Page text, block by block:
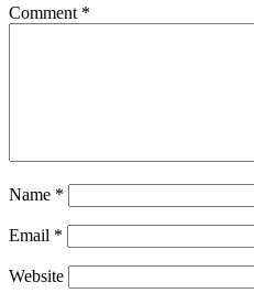
Comment *
Name *
Email *
Website